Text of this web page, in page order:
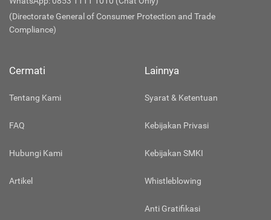
(Directorate General of Consumer Protection and Trade
Compliance)
Cermati
Tentang Kami
FAQ
Hubungi Kami
Artikel
Lainnya
Syarat & Ketentuan
Kebijakan Privasi
Kebijakan SMKI
Whistleblowing
Anti Gratifikasi